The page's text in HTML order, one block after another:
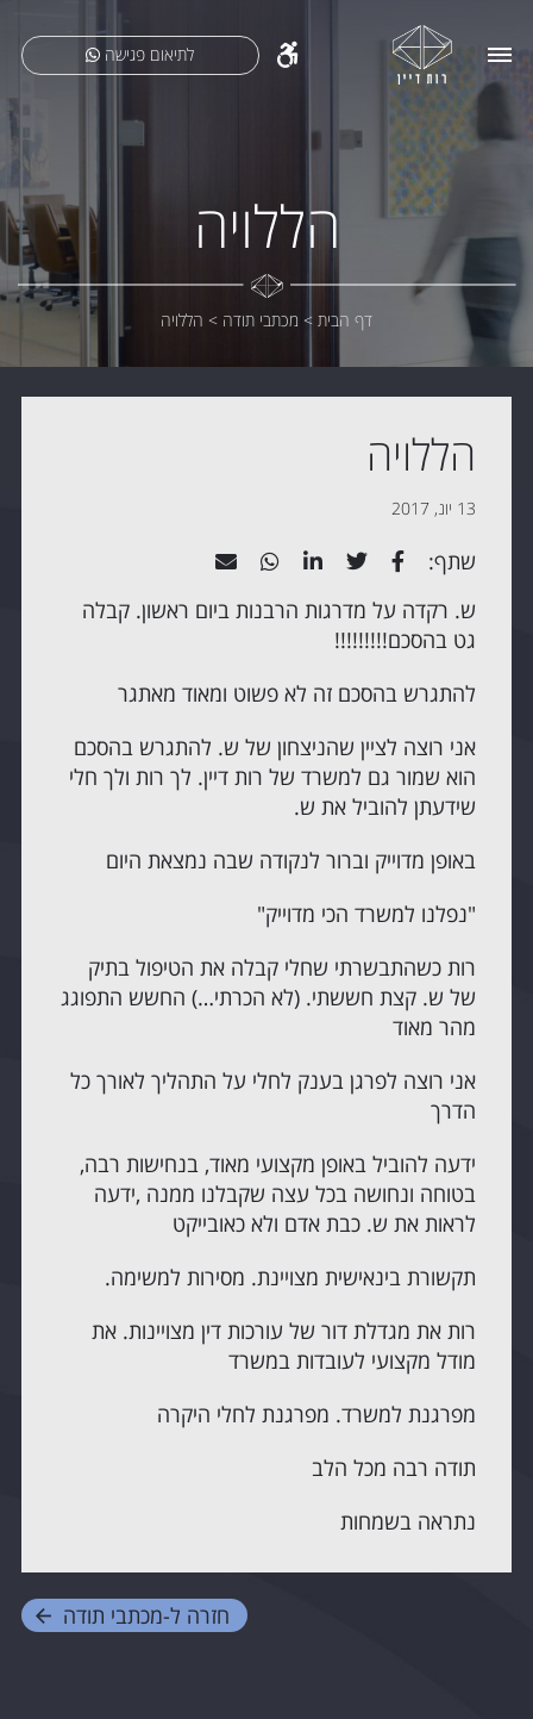
לתיאום פגישה
הללויה
דף הבית > מכתבי תודה > הללויה
הללויה
13 יונ, 2017
שתף:
ש. רקדה על מדרגות הרבנות ביום ראשון. קבלה
גט בהסכם!!!!!!!!!
להתגרש בהסכם זה לא פשוט ומאוד מאתגר
אני רוצה לציין שהניצחון של ש. להתגרש בהסכם
הוא שמור גם למשרד של רות דיין. לך רות ולך חלי
שידעתן להוביל את ש.
באופן מדוייק וברור לנקודה שבה נמצאת היום
"נפלנו למשרד הכי מדוייק"
רות כשהתבשרתי שחלי קבלה את הטיפול בתיק
של ש. קצת חששתי. (לא הכרתי…) החשש התפוגג
מהר מאוד
אני רוצה לפרגן בענק לחלי על התהליך לאורך כל
הדרך
ידעה להוביל באופן מקצועי מאוד, בנחישות רבה,
בטוחה ונחושה בכל עצה שקבלנו ממנה ,ידעה
לראות את ש. כבת אדם ולא כאובייקט
תקשורת בינאישית מצויינת. מסירות למשימה.
רות את מגדלת דור של עורכות דין מצויינות. את
מודל מקצועי לעובדות במשרד
מפרגנת למשרד. מפרגנת לחלי היקרה
תודה רבה מכל הלב
נתראה בשמחות
חזרה ל-מכתבי תודה